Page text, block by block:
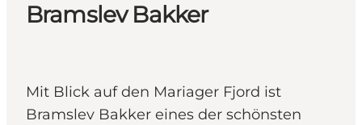
Städte und Orte
Bramslev Bakker
Mit Blick auf den Mariager Fjord ist
Bramslev Bakker eines der schönsten